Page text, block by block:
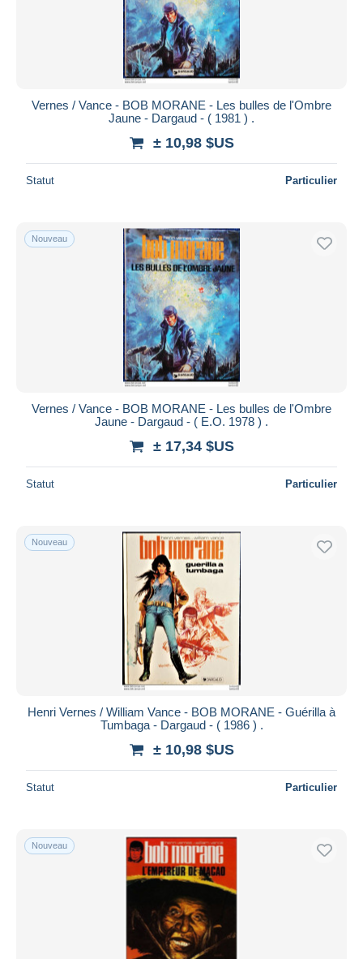
Vernes / Vance - BOB MORANE - Les bulles de l'Ombre
Jaune - Dargaud - ( 1981 ) .
± 10,98 $US
Statut Particulier
Nouveau
Vernes / Vance - BOB MORANE - Les bulles de l'Ombre
Jaune - Dargaud - ( E.O. 1978 ) .
± 17,34 $US
Statut Particulier
Nouveau
Henri Vernes / William Vance - BOB MORANE - Guérilla à
Tumbaga - Dargaud - ( 1986 ) .
± 10,98 $US
Statut Particulier
Nouveau